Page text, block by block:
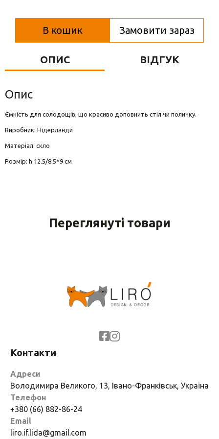
Фігурки та статуетки
В кошик Замовити зараз
ОПИС ВІДГУК
Опис
Ємність для солодощів, що красиво доповнить стіл чи поличку.
Виробник: Нідерланди
Матеріал: скло
Розмір: h 12.5/8.5*9 см
Переглянуті товари
Контакти
Адреси
Володимира Великого, 13, Івано-Франківськ, Україна
Телефон
+380 (66) 882-86-24
Email
liro.if.lida@gmail.com